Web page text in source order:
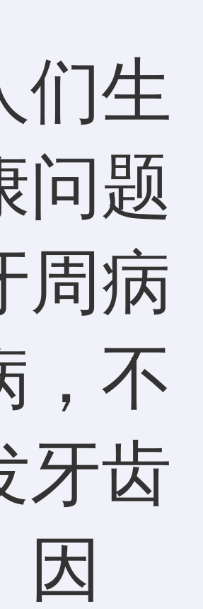
们生
问题
周病
，不
牙齿
因